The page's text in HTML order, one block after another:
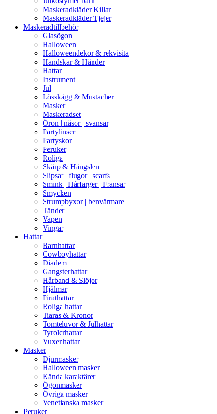
Maskeradkläder Killar
Maskeradkläder Tjejer
Maskeradtillbehör
Glasögon
Halloween
Halloweendekor & rekvisita
Handskar & Händer
Hattar
Instrument
Jul
Lösskägg & Mustacher
Masker
Maskeradset
Öron | näsor | svansar
Partylinser
Partyskor
Peruker
Roliga
Skärp & Hängslen
Slipsar | flugor | scarfs
Smink | Hårfärger | Fransar
Smycken
Strumpbyxor | benvärmare
Tänder
Vapen
Vingar
Hattar
Barnhattar
Cowboyhattar
Diadem
Gangsterhattar
Hårband & Slöjor
Hjälmar
Pirathattar
Roliga hattar
Tiaras & Kronor
Tomteluvor & Julhattar
Tyrolerhattar
Vuxenhattar
Masker
Djurmasker
Halloween masker
Kända karaktärer
Ögonmasker
Övriga masker
Venetianska masker
Peruker